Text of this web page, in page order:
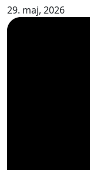
29. maj, 2026